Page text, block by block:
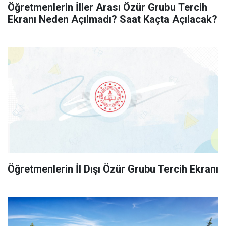
Öğretmenlerin İller Arası Özür Grubu Tercih
Ekranı Neden Açılmadı? Saat Kaçta Açılacak?
Öğretmenlerin İl Dışı Özür Grubu Tercih Ekranı